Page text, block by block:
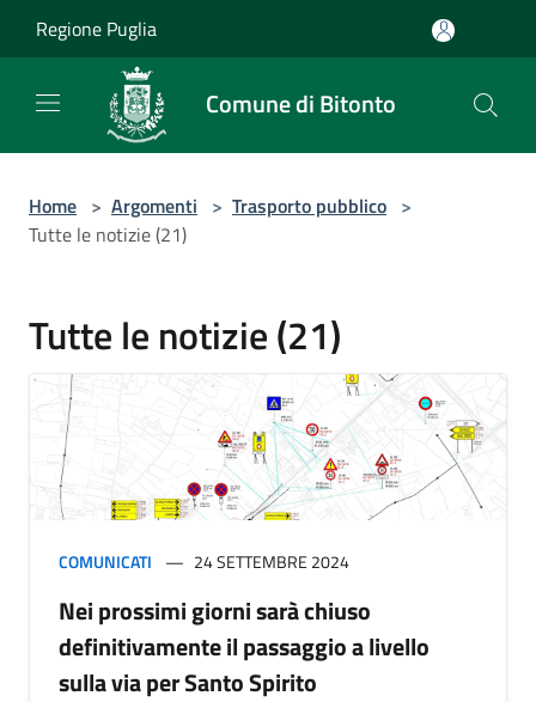
Regione Puglia
Comune di Bitonto
Home > Argomenti > Trasporto pubblico >
Tutte le notizie (21)
Tutte le notizie (21)
COMUNICATI 24 SETTEMBRE 2024
Nei prossimi giorni sarà chiuso
definitivamente il passaggio a livello
sulla via per Santo Spirito